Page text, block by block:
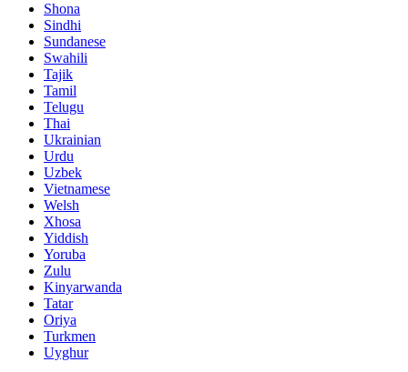
Shona
Sindhi
Sundanese
Swahili
Tajik
Tamil
Telugu
Thai
Ukrainian
Urdu
Uzbek
Vietnamese
Welsh
Xhosa
Yiddish
Yoruba
Zulu
Kinyarwanda
Tatar
Oriya
Turkmen
Uyghur